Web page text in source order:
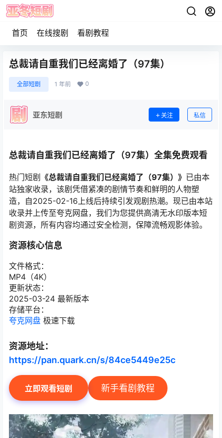
首页 在线搜剧 看剧教程
总裁请自重我们已经离婚了（97集）
全部短剧 1 年前 0
亚东短剧 关注 私信
总裁请自重我们已经离婚了（97集）全集免费观看
热门短剧 《总裁请自重我们已经离婚了（97集）》 已由本
站独家收录，该剧凭借紧凑的剧情节奏和鲜明的人物塑
造，自2025-02-16上线后持续引发观剧热潮。现已由本站
收录并上传至夸克网盘，我们为您提供高清无水印版本短
剧资源，所有内容均通过安全检测，保障流畅观影体验。
资源核心信息
文件格式：
MP4（4K）
更新状态：
2025-03-24 最新版本
存储平台：
夸克网盘 极速下载
资源地址：
https://pan.quark.cn/s/84ce5449e25c
立即观看短剧 新手看剧教程